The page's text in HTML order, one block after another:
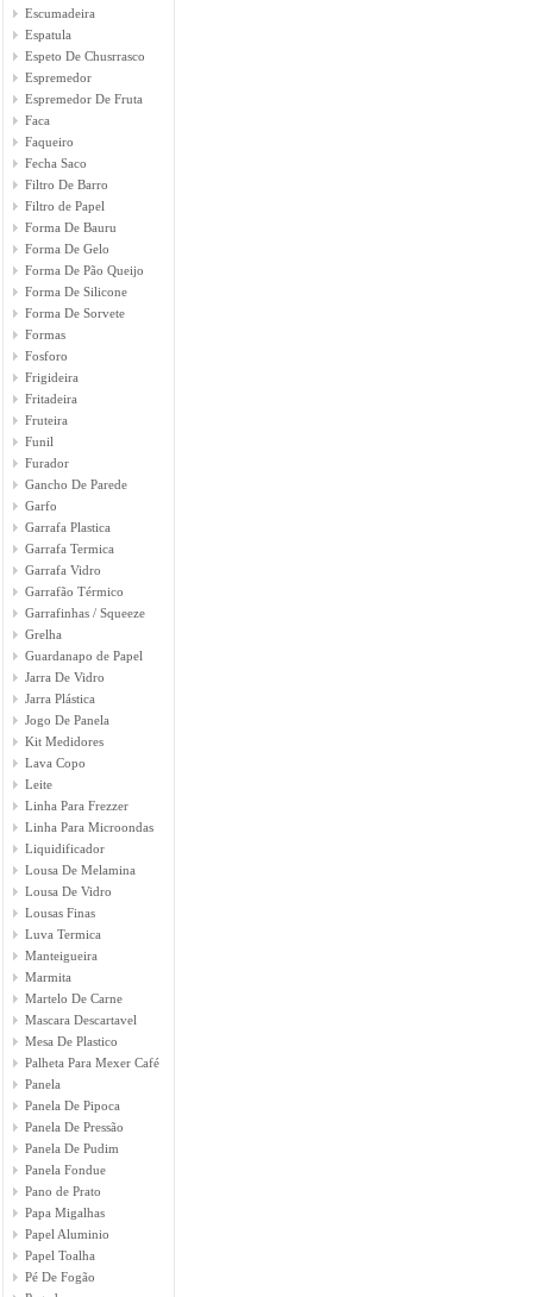
Escumadeira
Espatula
Espeto De Chusrrasco
Espremedor
Espremedor De Fruta
Faca
Faqueiro
Fecha Saco
Filtro De Barro
Filtro de Papel
Forma De Bauru
Forma De Gelo
Forma De Pão Queijo
Forma De Silicone
Forma De Sorvete
Formas
Fosforo
Frigideira
Fritadeira
Fruteira
Funil
Furador
Gancho De Parede
Garfo
Garrafa Plastica
Garrafa Termica
Garrafa Vidro
Garrafão Térmico
Garrafinhas / Squeeze
Grelha
Guardanapo de Papel
Jarra De Vidro
Jarra Plástica
Jogo De Panela
Kit Medidores
Lava Copo
Leite
Linha Para Frezzer
Linha Para Microondas
Liquidificador
Lousa De Melamina
Lousa De Vidro
Lousas Finas
Luva Termica
Manteigueira
Marmita
Martelo De Carne
Mascara Descartavel
Mesa De Plastico
Palheta Para Mexer Café
Panela
Panela De Pipoca
Panela De Pressão
Panela De Pudim
Panela Fondue
Pano de Prato
Papa Migalhas
Papel Aluminio
Papel Toalha
Pé De Fogão